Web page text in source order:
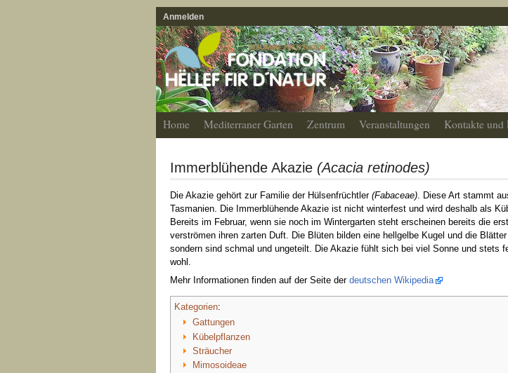
Anmelden
Home Mediterraner Garten Zentrum Veranstaltungen Kontakte und
Immerblühende Akazie (Acacia retinodes)
Die Akazie gehört zur Familie der Hülsenfrüchtler (Fabaceae). Diese Art stammt
Tasmanien. Die Immerblühende Akazie ist nicht winterfest und wird deshalb als
Bereits im Februar, wenn sie noch im Wintergarten steht erscheinen bereits die
verströmen ihren zarten Duft. Die Blüten bilden eine hellgelbe Kugel und die
sondern sind schmal und ungeteilt. Die Akazie fühlt sich bei viel Sonne und stets
wohl.
Mehr Informationen finden auf der Seite der deutschen Wikipedia
Kategorien:
Gattungen
Kübelpflanzen
Sträucher
Mimosoideae